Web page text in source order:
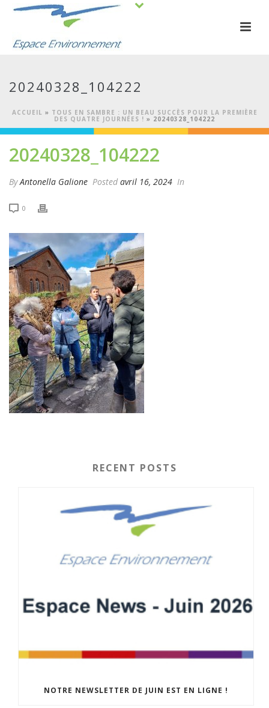
20240328_104222
ACCUEIL » TOUS EN SAMBRE : UN BEAU SUCCÈS POUR LA PREMIÈRE
DES QUATRE JOURNÉES ! » 20240328_104222
20240328_104222
ByAntonella Galione Posted avril 16, 2024 In
0
RECENT POSTS
NOTRE NEWSLETTER DE JUIN EST EN LIGNE !